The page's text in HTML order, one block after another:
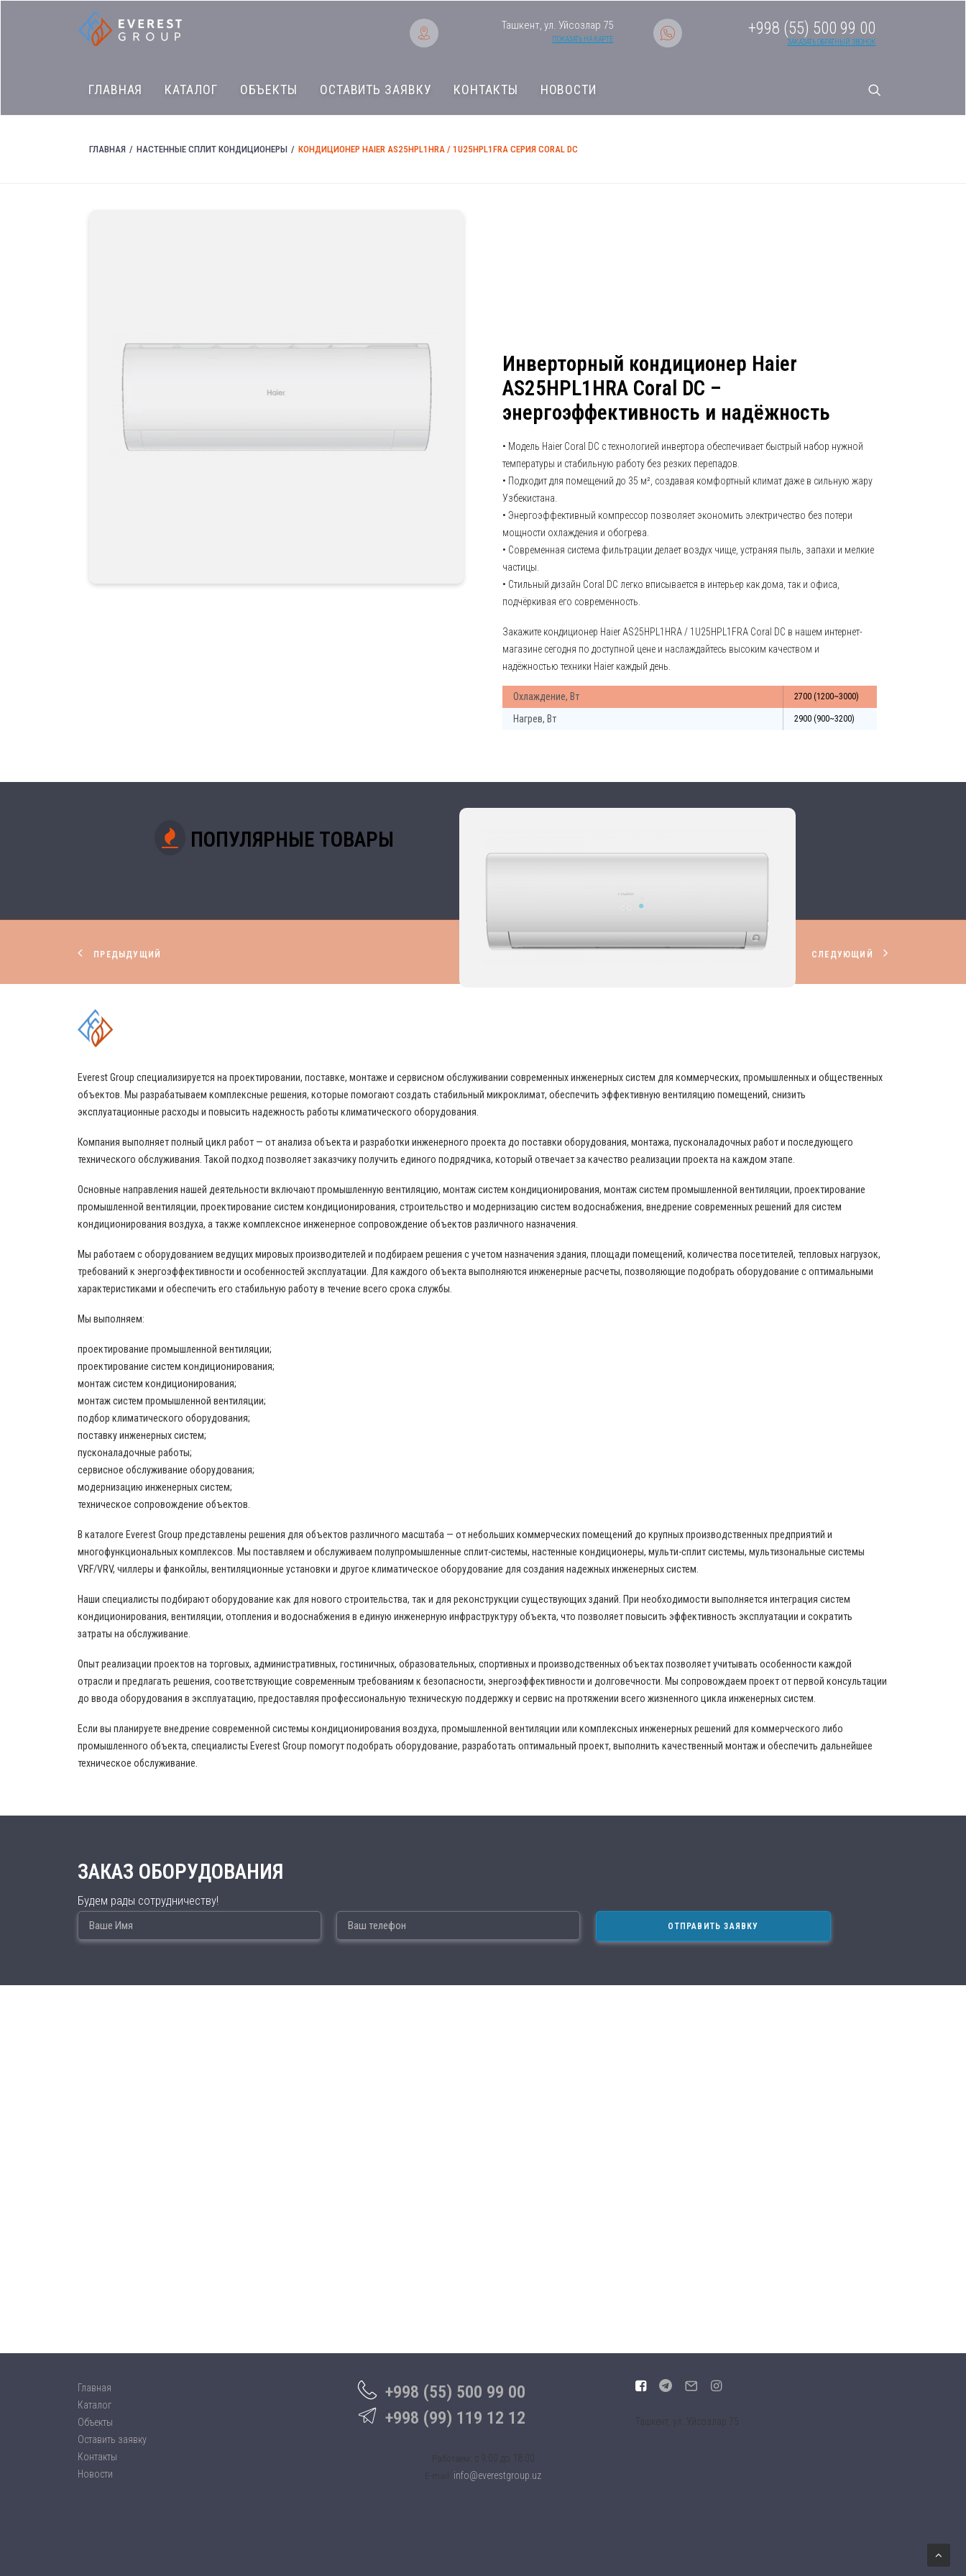
Ташкент, ул. Уйсозлар 75
ПОКАЗАТЬ НА КАРТЕ
+998 (55) 500 99 00
ЗАКАЗАТЬ ОБРАТНЫЙ ЗВОНОК
ГЛАВНАЯ КАТАЛОГ ОБЪЕКТЫ ОСТАВИТЬ ЗАЯВКУ КОНТАКТЫ НОВОСТИ
ГЛАВНАЯ НАСТЕННЫЕ СПЛИТ КОНДИЦИОНЕРЫ КОНДИЦИОНЕР HAIER AS25HPL1HRA / 1U25HPL1FRA СЕРИЯ CORAL DC
Инверторный кондиционер Haier
AS25HPL1HRA Coral DC –
энергоэффективность и надёжность
• Модель Haier Coral DC с технологией инвертора обеспечивает быстрый набор нужной
температуры и стабильную работу без резких перепадов.
• Подходит для помещений до 35 м², создавая комфортный климат даже в сильную жару
Узбекистана.
• Энергоэффективный компрессор позволяет экономить электричество без потери
мощности охлаждения и обогрева.
• Современная система фильтрации делает воздух чище, устраняя пыль, запахи и мелкие
частицы.
• Стильный дизайн Coral DC легко вписывается в интерьер как дома, так и офиса,
подчёркивая его современность.
Закажите кондиционер Haier AS25HPL1HRA / 1U25HPL1FRA Coral DC в нашем интернет-
магазине сегодня по доступной цене и наслаждайтесь высоким качеством и
надёжностью техники Haier каждый день.
Охлаждение, Вт 2700 (1200~3000)
Нагрев, Вт 2900 (900~3200)
ПОПУЛЯРНЫЕ ТОВАРЫ
ПРЕДЫДУЩИЙ СЛЕДУЮЩИЙ
Everest Group специализируется на проектировании, поставке, монтаже и сервисном обслуживании современных инженерных систем для коммерческих, промышленных и общественных
объектов. Мы разрабатываем комплексные решения, которые помогают создать стабильный микроклимат, обеспечить эффективную вентиляцию помещений, снизить
эксплуатационные расходы и повысить надежность работы климатического оборудования.
Компания выполняет полный цикл работ — от анализа объекта и разработки инженерного проекта до поставки оборудования, монтажа, пусконаладочных работ и последующего
технического обслуживания. Такой подход позволяет заказчику получить единого подрядчика, который отвечает за качество реализации проекта на каждом этапе.
Основные направления нашей деятельности включают промышленную вентиляцию, монтаж систем кондиционирования, монтаж систем промышленной вентиляции, проектирование
промышленной вентиляции, проектирование систем кондиционирования, строительство и модернизацию систем водоснабжения, внедрение современных решений для систем
кондиционирования воздуха, а также комплексное инженерное сопровождение объектов различного назначения.
Мы работаем с оборудованием ведущих мировых производителей и подбираем решения с учетом назначения здания, площади помещений, количества посетителей, тепловых нагрузок,
требований к энергоэффективности и особенностей эксплуатации. Для каждого объекта выполняются инженерные расчеты, позволяющие подобрать оборудование с оптимальными
характеристиками и обеспечить его стабильную работу в течение всего срока службы.
Мы выполняем:
проектирование промышленной вентиляции;
проектирование систем кондиционирования;
монтаж систем кондиционирования;
монтаж систем промышленной вентиляции;
подбор климатического оборудования;
поставку инженерных систем;
пусконаладочные работы;
сервисное обслуживание оборудования;
модернизацию инженерных систем;
техническое сопровождение объектов.
В каталоге Everest Group представлены решения для объектов различного масштаба — от небольших коммерческих помещений до крупных производственных предприятий и
многофункциональных комплексов. Мы поставляем и обслуживаем полупромышленные сплит-системы, настенные кондиционеры, мульти-сплит системы, мультизональные системы
VRF/VRV, чиллеры и фанкойлы, вентиляционные установки и другое климатическое оборудование для создания надежных инженерных систем.
Наши специалисты подбирают оборудование как для нового строительства, так и для реконструкции существующих зданий. При необходимости выполняется интеграция систем
кондиционирования, вентиляции, отопления и водоснабжения в единую инженерную инфраструктуру объекта, что позволяет повысить эффективность эксплуатации и сократить
затраты на обслуживание.
Опыт реализации проектов на торговых, административных, гостиничных, образовательных, спортивных и производственных объектах позволяет учитывать особенности каждой
отрасли и предлагать решения, соответствующие современным требованиям к безопасности, энергоэффективности и долговечности. Мы сопровождаем проект от первой консультации
до ввода оборудования в эксплуатацию, предоставляя профессиональную техническую поддержку и сервис на протяжении всего жизненного цикла инженерных систем.
Если вы планируете внедрение современной системы кондиционирования воздуха, промышленной вентиляции или комплексных инженерных решений для коммерческого либо
промышленного объекта, специалисты Everest Group помогут подобрать оборудование, разработать оптимальный проект, выполнить качественный монтаж и обеспечить дальнейшее
техническое обслуживание.
ЗАКАЗ ОБОРУДОВАНИЯ
Будем рады сотрудничеству!
Главная
Каталог
Объекты
Оставить заявку
Контакты
Новости
+998 (55) 500 99 00
+998 (99) 119 12 12
Работаем: c 9:00 до 18:00
E-mail: info@everestgroup.uz
Ташкент, ул. Уйсозлар 75